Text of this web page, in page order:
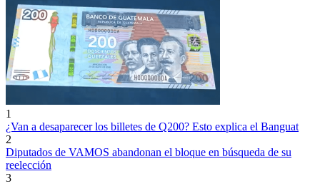
1
¿Van a desaparecer los billetes de Q200? Esto explica el Banguat
2
Diputados de VAMOS abandonan el bloque en búsqueda de su
reelección
3